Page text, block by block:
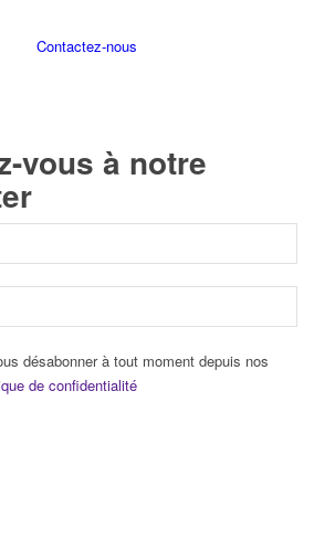
Contactez-nous
vous à notre
désabonner à tout moment depuis nos
de confidentialité